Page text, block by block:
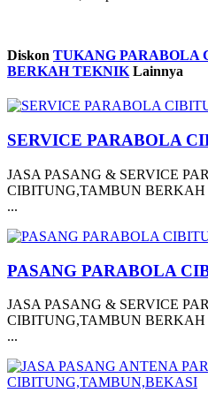
Diskon TUKANG PARABOLA
BERKAH TEKNIK Lainnya
SERVICE PARABOLA
JASA PASANG & SERVICE
CIBITUNG,TAMBUN BERKAH
...
PASANG PARABOLA
JASA PASANG & SERVICE
CIBITUNG,TAMBUN BERKAH
...